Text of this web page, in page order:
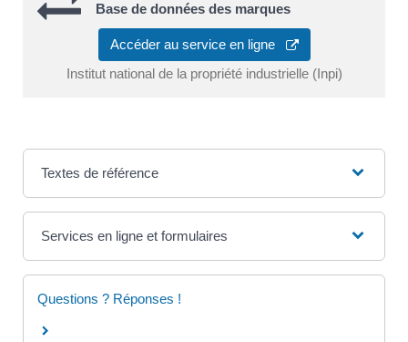
Base de données des marques
Accéder au service en ligne
Institut national de la propriété industrielle (Inpi)
Textes de référence
Services en ligne et formulaires
Questions ? Réponses !